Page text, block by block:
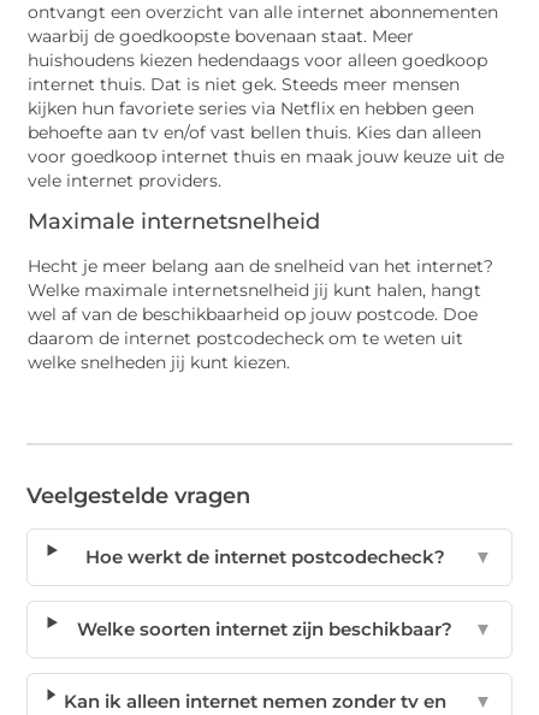
ontvangt een overzicht van alle internet abonnementen
waarbij de goedkoopste bovenaan staat. Meer
huishoudens kiezen hedendaags voor alleen goedkoop
internet thuis. Dat is niet gek. Steeds meer mensen
kijken hun favoriete series via Netflix en hebben geen
behoefte aan tv en/of vast bellen thuis. Kies dan alleen
voor goedkoop internet thuis en maak jouw keuze uit de
vele internet providers.
Maximale internetsnelheid
Hecht je meer belang aan de snelheid van het internet?
Welke maximale internetsnelheid jij kunt halen, hangt
wel af van de beschikbaarheid op jouw postcode. Doe
daarom de internet postcodecheck om te weten uit
welke snelheden jij kunt kiezen.
Veelgestelde vragen
Hoe werkt de internet postcodecheck? ▼
Welke soorten internet zijn beschikbaar? ▼
Kan ik alleen internet nemen zonder tv en
▼